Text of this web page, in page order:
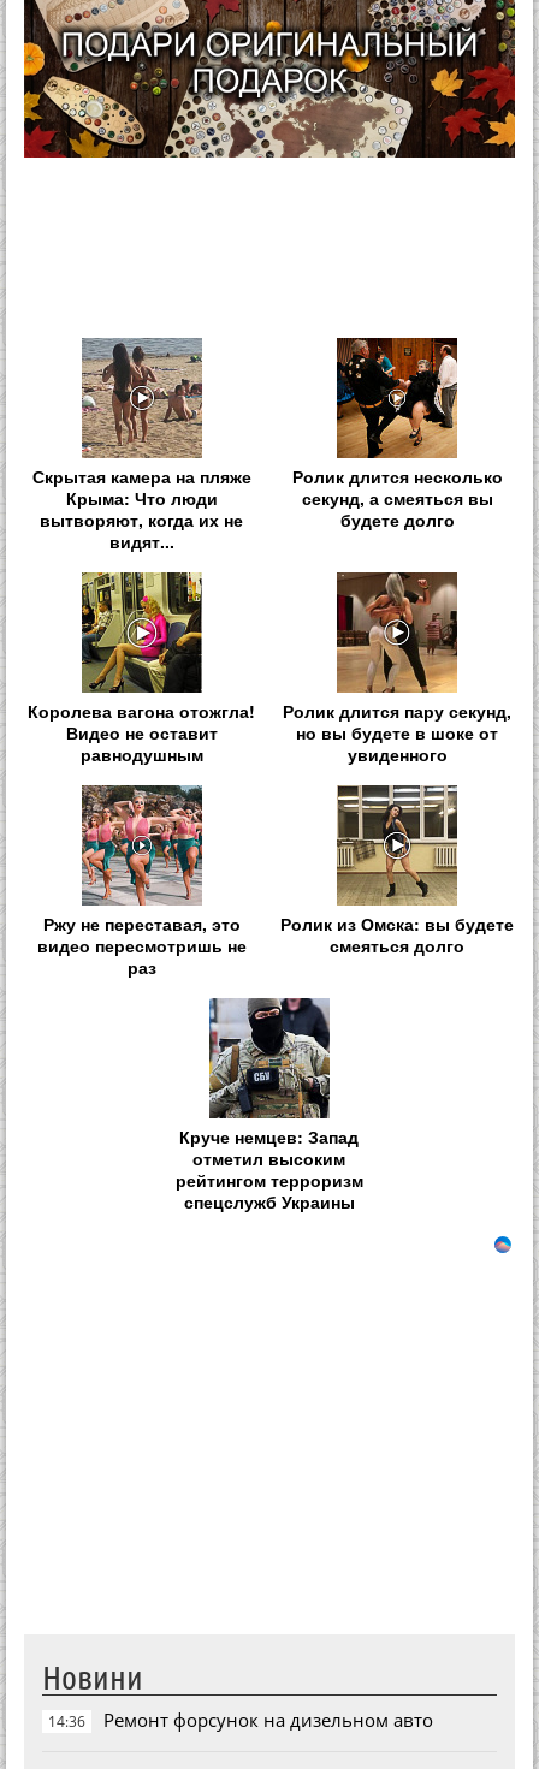
Скрытая камера на пляже
Крыма: Что люди
вытворяют, когда их не
видят...
Ролик длится несколько
секунд, а смеяться вы
будете долго
Королева вагона отожгла!
Видео не оставит
равнодушным
Ролик длится пару секунд,
но вы будете в шоке от
увиденного
Ржу не переставая, это
видео пересмотришь не
раз
Ролик из Омска: вы будете
смеяться долго
Круче немцев: Запад
отметил высоким
рейтингом терроризм
спецслужб Украины
Новини
14:36 Ремонт форсунок на дизельном авто